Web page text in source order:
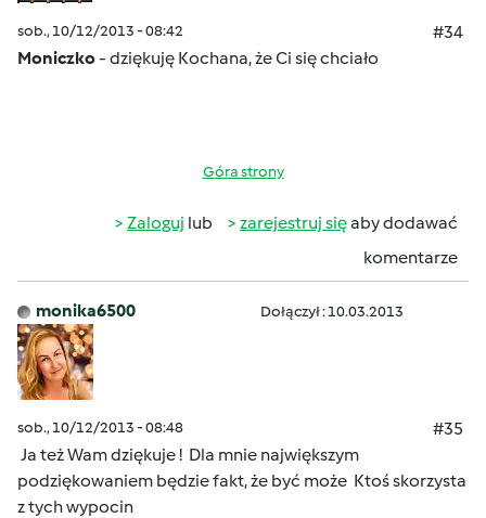
sob., 10/12/2013 - 08:42
#34
Moniczko- dziękuję Kochana, że Ci się chciało
Góra strony
Zaloguj lub zarejestruj sięaby dodawać
komentarze
monika6500 Dołączył : 10.03.2013
sob., 10/12/2013 - 08:48
#35
Ja też Wam dziękuje ! Dla mnie największym
podziękowaniem będzie fakt, że być może Ktoś skorzysta
z tych wypocin